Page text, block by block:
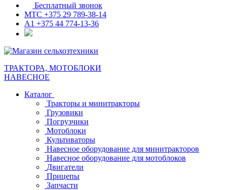
Бесплатный звонок
МТС +375 29 789-38-14
А1 +375 44 774-13-36
ТРАКТОРА, МОТОБЛОКИ
НАВЕСНОЕ
Каталог
Тракторы и минитракторы
Грузовики
Погрузчики
Мотоблоки
Культиваторы
Навесное оборудование для минитракторов
Навесное оборудование для мотоблоков
Двигатели
Прицепы
Запчасти